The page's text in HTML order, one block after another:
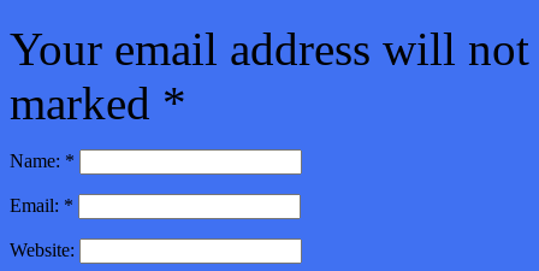
Your email address will
marked *
Name: *
Email: *
Website: